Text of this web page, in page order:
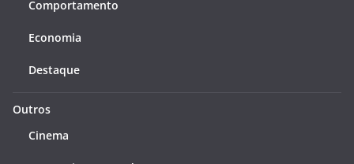
Comportamento
Economia
Destaque
Outros
Cinema